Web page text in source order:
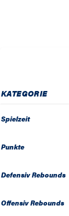
KATEGORIE
Spielzeit
Punkte
Defensiv Rebounds
Offensiv Rebounds